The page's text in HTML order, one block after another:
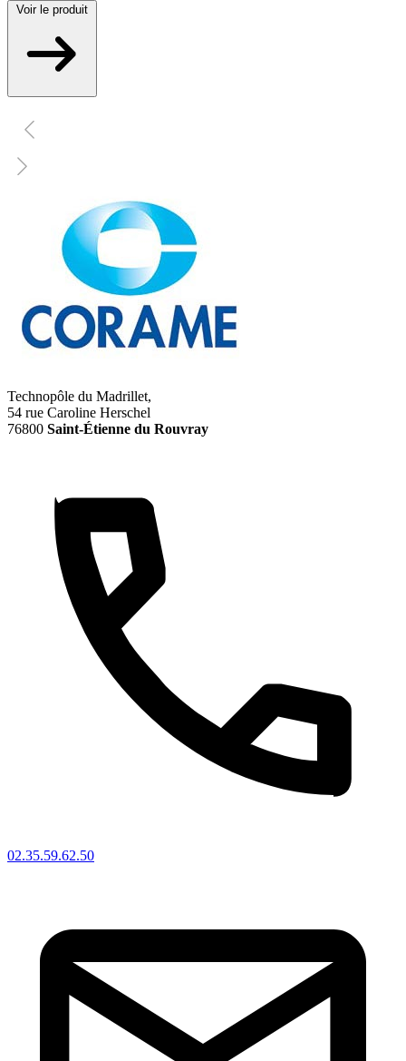
Voir le produit
Technopôle du Madrillet,
54 rue Caroline Herschel
76800 Saint-Étienne du Rouvray
02.35.59.62.50